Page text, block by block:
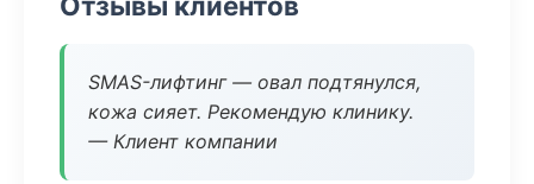
SMAS-лифтинг — овал подтянулся,
кожа сияет. Рекомендую клинику.
— Клиент компании